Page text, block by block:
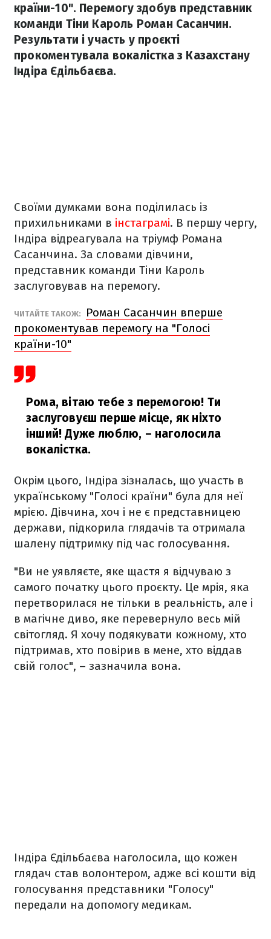
країни-10". Перемогу здобув представник
команди Тіни Кароль Роман Сасанчин.
Результати і участь у проєкті
прокоментувала вокалістка з Казахстану
Індіра Єдільбаєва.
Своїми думками вона поділилась із
прихильниками в інстаграмі. В першу чергу,
Індіра відреагувала на тріумф Романа
Сасанчина. За словами дівчини,
представник команди Тіни Кароль
заслуговував на перемогу.
ЧИТАЙТЕ ТАКОЖ:
Роман Сасанчин вперше
прокоментував перемогу на "Голосі
країни-10"
Рома, вітаю тебе з перемогою! Ти
заслуговуєш перше місце, як ніхто
інший! Дуже люблю, – наголосила
вокалістка.
Окрім цього, Індіра зізналась, що участь в
українському "Голосі країни" була для неї
мрією. Дівчина, хоч і не є представницею
держави, підкорила глядачів та отримала
шалену підтримку під час голосування.
"Ви не уявляєте, яке щастя я відчуваю з
самого початку цього проєкту. Це мрія, яка
перетворилася не тільки в реальність, але і
в магічне диво, яке перевернуло весь мій
світогляд. Я хочу подякувати кожному, хто
підтримав, хто повірив в мене, хто віддав
свій голос", – зазначила вона.
Індіра Єдільбаєва наголосила, що кожен
глядач став волонтером, адже всі кошти від
голосування представники "Голосу"
передали на допомогу медикам.